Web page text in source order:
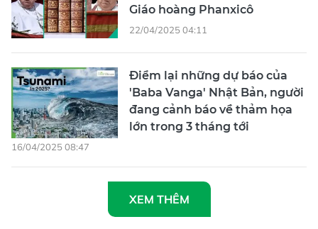
Giáo hoàng Phanxicô
22/04/2025 04:11
Điểm lại những dự báo của
'Baba Vanga' Nhật Bản, người
đang cảnh báo về thảm họa
lớn trong 3 tháng tới
16/04/2025 08:47
XEM THÊM